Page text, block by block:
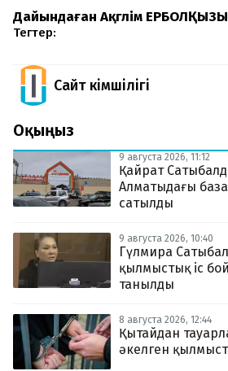
Дайындаған Ақгүлім ЕРБОЛҚЫЗЫ
Тегтер:
Сайт Әкімшілігі
Оқыңыз
9 августа 2026, 11:12
Қайрат
Алматыдағы
сатылды
9 августа 2026, 10:40
Гүлмира
қылмыстық іс
танылды
8 августа 2026, 12:44
Қытайдан
әкелген